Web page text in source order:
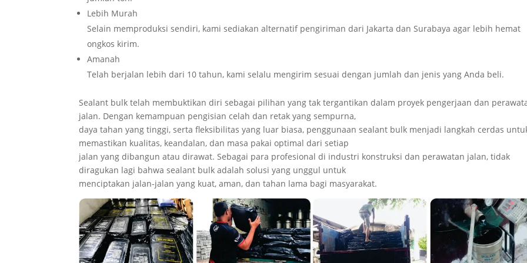
Lebih Murah
Selain memproduksi sendiri, kami sediakan alternatif pengiriman dari Jakarta dan Surabaya agar lebih hemat
ongkos kirim.
Amanah
Telah berjalan lebih dari 10 tahun, kami selalu mengirim sesuai dengan jumlah dan jenis yang Anda beli.
Sealant bulk telah membuktikan diri sebagai pilihan yang tak tergantikan dalam proyek pengerjaan dan
jalan. Dengan kemampuan pengisian celah dan retak yang sempurna,
daya tahan yang tinggi, serta fleksibilitas yang luar biasa, penggunaan sealant bulk menjadi langkah cerdas
memastikan kualitas, keandalan, dan masa pakai optimal dari setiap
jalan yang dibangun atau dirawat. Sebagai para profesional di industri konstruksi dan perawatan jalan, tidak
diragukan lagi bahwa sealant bulk adalah solusi yang unggul untuk
menciptakan jalan-jalan yang kuat, aman, dan tahan lama bagi masyarakat.